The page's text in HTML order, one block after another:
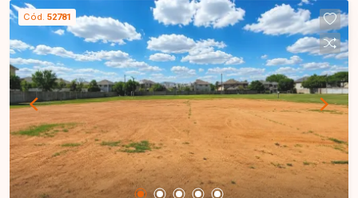
residencial, com ótimo aproveitamento do
espaço e localização privilegiada em um bairro
consolidado. Entre em contato com a Delta
Imóveis e agende um atendimento. Nossa equipe
está pronta para apresentar todos os detalhes
deste imóvel e ajudar você a realizar um
excelente investimento.
Cód. 52781